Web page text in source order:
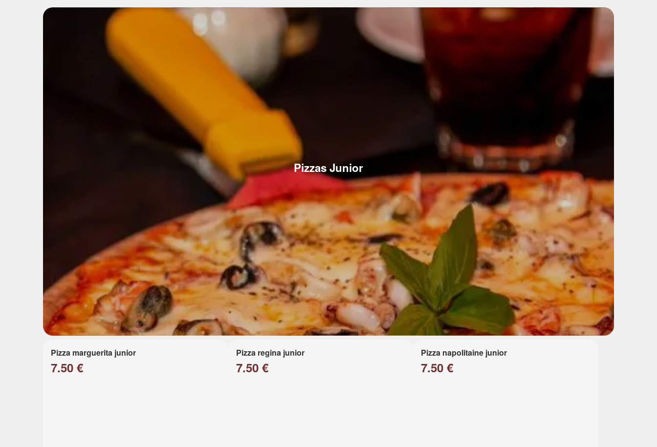
Pizzas Junior
Pizza marguerita junior
7.50 €
Pizza regina junior
7.50 €
Pizza napolitaine junior
7.50 €